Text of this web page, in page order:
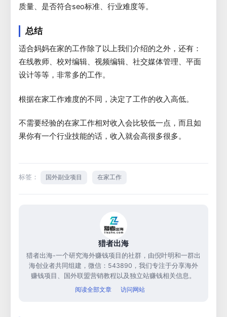
质量、是否符合seo标准、行业难度等。
总结
适合妈妈在家的工作除了以上我们介绍的之外，还有：
在线教师、校对编辑、视频编辑、社交媒体管理、平面
设计等等，非常多的工作。
根据在家工作难度的不同，决定了工作的收入高低。
不需要经验的在家工作相对收入会比较低一点，而且如
果你有一个行业技能的话，收入就会高很多很多。
标签： 国外副业项目 在家工作
猎者出海
猎者出海-一个研究海外赚钱项目的社群，由倪叶明和一群出
海创业者共同组建，微信：543890，我们专注于分享海外
赚钱项目、国外联盟营销教程以及独立站赚钱相关信息。
阅读全部文章 访问网站